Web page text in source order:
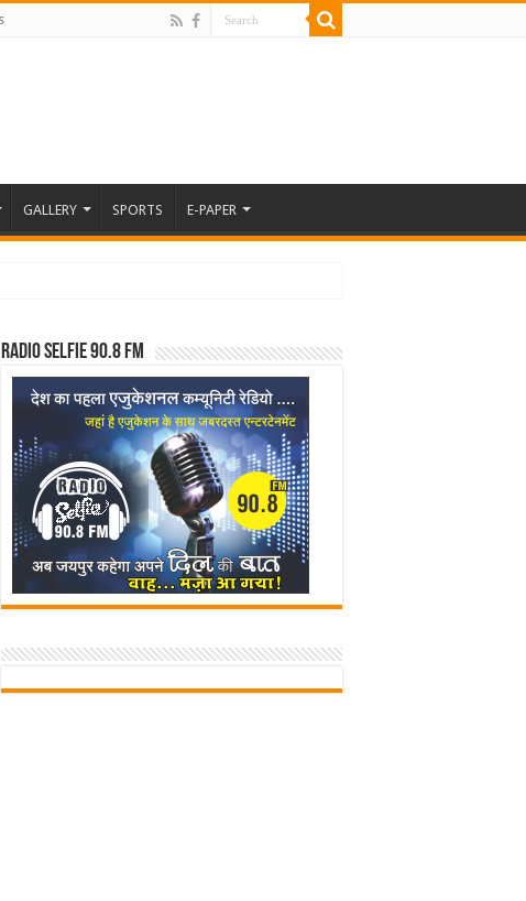
GALLERY SPORTS E-PAPER
Radio Selfie 90.8 FM